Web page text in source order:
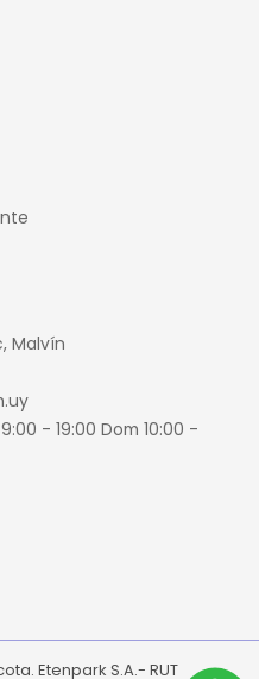
Malvín
- 19:00 Dom 10:00 -
Etenpark S.A.- RUT